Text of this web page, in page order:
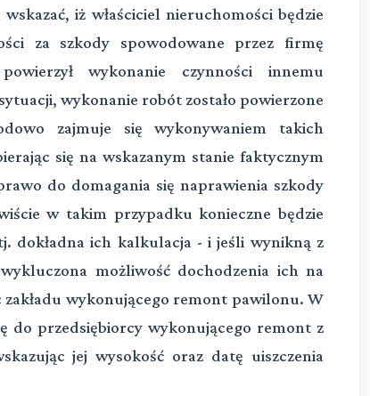
iż właściciel nieruchomości będzie
za szkody spowodowane przez firmę
wykonanie czynności innemu
wykonanie robót zostało powierzone
zajmuje się wykonywaniem takich
się na wskazanym stanie faktycznym
do domagania się naprawienia szkody
w takim przypadku konieczne będzie
dokładna ich kalkulacja - i jeśli wynikną z
możliwość dochodzenia ich na
wykonującego remont pawilonu. W
do przedsiębiorcy wykonującego remont z
jej wysokość oraz datę uiszczenia